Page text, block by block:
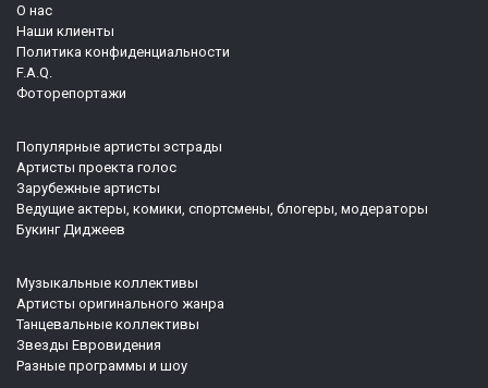
О нас
Наши клиенты
Политика конфиденциальности
F.A.Q.
Фоторепортажи
Популярные артисты эстрады
Артисты проекта голос
Зарубежные артисты
Ведущие актеры, комики, спортсмены, блогеры, модераторы
Букинг Диджеев
Музыкальные коллективы
Артисты оригинального жанра
Танцевальные коллективы
Звезды Евровидения
Разные программы и шоу